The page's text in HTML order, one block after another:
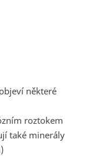
některé
roztokem
také minerály